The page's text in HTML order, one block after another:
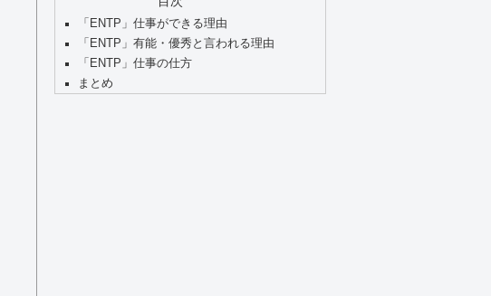
「ENTP」仕事ができる理由
「ENTP」有能・優秀と言われる理由
「ENTP」仕事の仕方
まとめ